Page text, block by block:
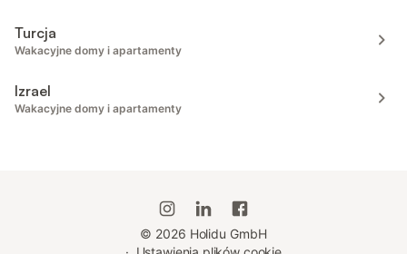
Turcja
Wakacyjne domy i apartamenty
Izrael
Wakacyjne domy i apartamenty
© 2026 Holidu GmbH